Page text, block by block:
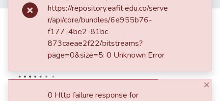
All of DSpace
Contabilidad pública
¿Instrumento de Gobierno
neoliberal de las poblaciones?
https://repository.eafit.edu.co/serve
r/api/core/bundles/6e955b76-
f177-4be2-81bc-
873caeae2f22/bitstreams?
page=0&size=5: 0 Unknown Error
×
0 Http failure response for